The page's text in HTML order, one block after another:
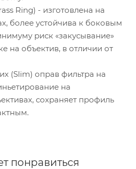
Ring) - изготовлена на
более устойчива к боковым
риск «закусывание»
на объектив, в отличии от
(Slim) оправ фильтра на
на
сохраняет профиль
понравиться